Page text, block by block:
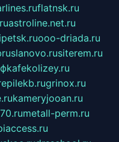
flatnsk.ru
astroline.net.ru
ooo-driada.ru
siterem.ru
kafekolizey.ru
grinox.ru
kameryjooan.ru
metall-perm.ru